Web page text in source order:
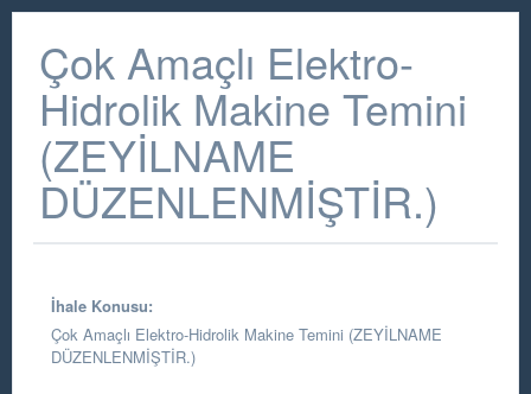
Çok Amaçlı Elektro-
Hidrolik Makine Temini
(ZEYİLNAME
DÜZENLENMİŞTİR.)
İhale Konusu:
Çok Amaçlı Elektro-Hidrolik Makine Temini (ZEYİLNAME
DÜZENLENMİŞTİR.)